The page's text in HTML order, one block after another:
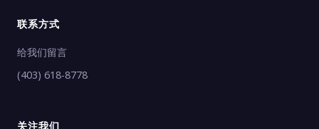
联系方式
给我们留言
(403) 618-8778
关注我们